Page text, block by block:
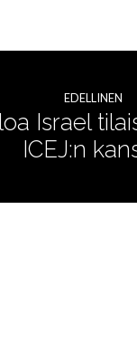
EDELLINEN
Israel
ICEJ:n